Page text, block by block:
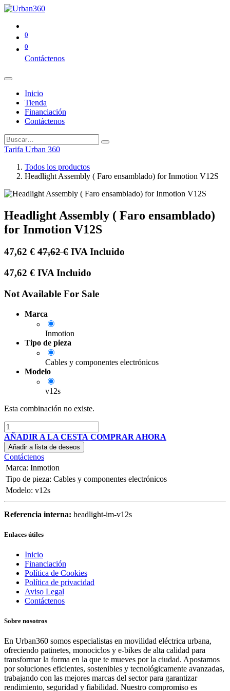
0
0
Contáctenos
Inicio
Tienda
Financiación
Contáctenos
Tarifa Urban 360
Todos los productos
Headlight Assembly ( Faro ensamblado) for Inmotion V12S
Headlight Assembly ( Faro ensamblado)
for Inmotion V12S
47,62 € 47,62€ IVA Incluido
47,62 € IVA Incluido
Not Available For Sale
Marca
Inmotion
Tipo de pieza
Cables y componentes electrónicos
Modelo
v12s
Esta combinación no existe.
AÑADIR A LA CESTA COMPRAR AHORA
Añadir a lista de deseos
Contáctenos
Marca: Inmotion
Tipo de pieza: Cables y componentes electrónicos
Modelo: v12s
Referencia interna: headlight-im-v12s
Enlaces útiles
Inicio
Financiación
Política de Cookies
Política de privacidad
Aviso Legal
Contáctenos
Sobre nosotros
En Urban360 somos especialistas en movilidad eléctrica urbana,
ofreciendo patinetes, monociclos y e-bikes de alta calidad para
transformar la forma en la que te mueves por la ciudad. Apostamos
por soluciones eficientes, sostenibles y tecnológicamente avanzadas,
trabajando con las mejores marcas del sector para garantizar
rendimiento, seguridad y fiabilidad. Nuestro compromiso es